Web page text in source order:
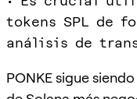
tokens SPL de
análisis de
PONKE sigue